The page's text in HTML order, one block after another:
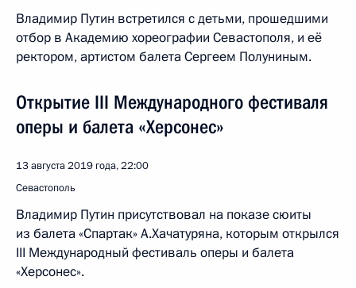
Владимир Путин встретился с детьми, прошедшими
отбор в Академию хореографии Севастополя, и её
ректором, артистом балета Сергеем Полуниным.
Открытие III Международного фестиваля
оперы и балета «Херсонес»
13 августа 2019 года, 22:00
Севастополь
Владимир Путин присутствовал на показе сюиты
из балета «Спартак» А.Хачатуряна, которым открылся
III Международный фестиваль оперы и балета
«Херсонес».